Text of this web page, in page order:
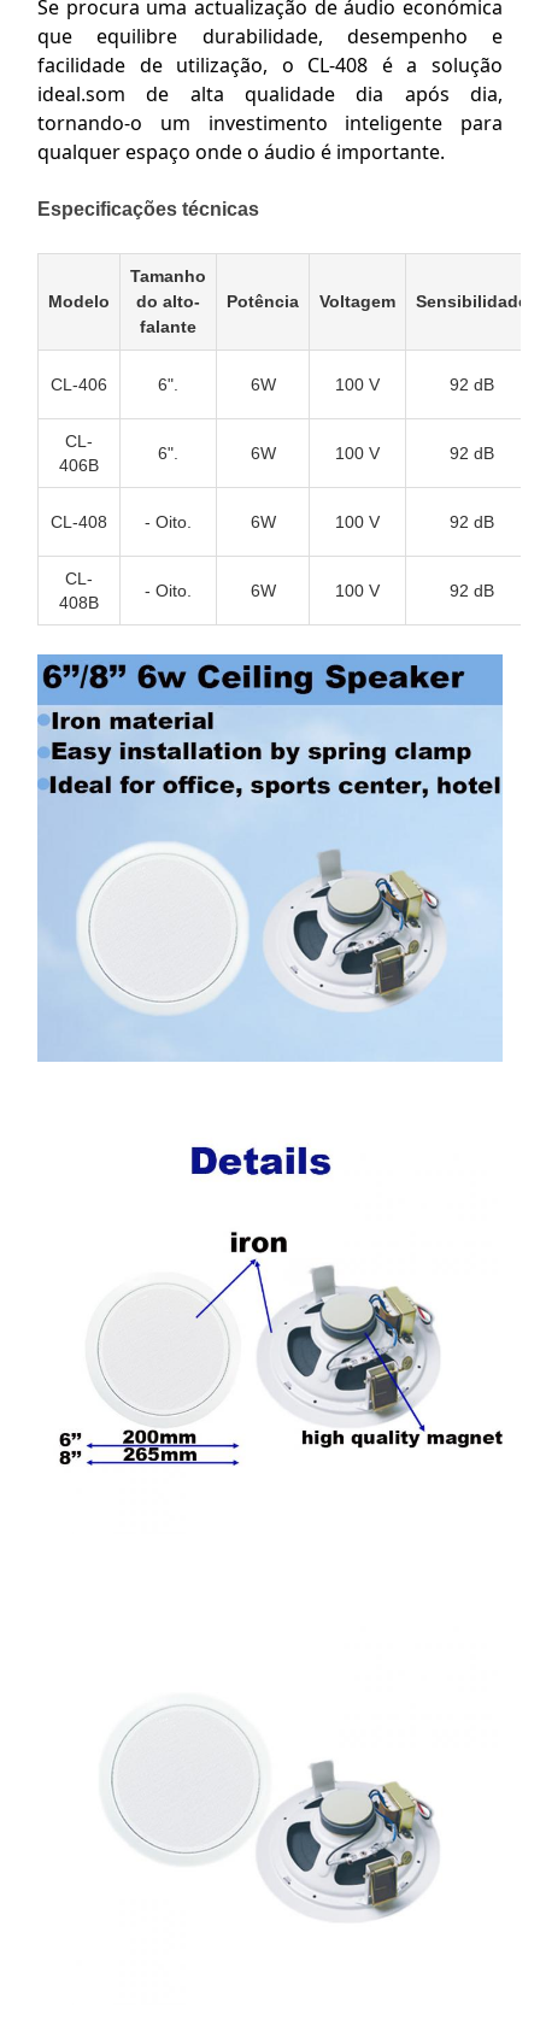
Se procura uma actualização de áudio económica
que equilibre durabilidade, desempenho e
facilidade de utilização, o CL-408 é a solução
ideal.som de alta qualidade dia após dia,
tornando-o um investimento inteligente para
qualquer espaço onde o áudio é importante.
Especificações técnicas
Modelo
Tamanho
do alto-
falante
Potência Voltagem Sensibilidade
CL-406 6". 6W 100 V 92 dB
CL-
406B
6". 6W 100 V 92 dB
CL-408 - Oito. 6W 100 V 92 dB
CL-
408B
- Oito. 6W 100 V 92 dB